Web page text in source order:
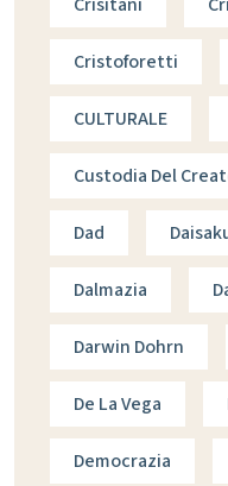
Crisitani
Cristoforetti
CULTURALE
Custodia Del
Dad
Dalmazia
Darwin Dohrn
De La Vega
Democrazia